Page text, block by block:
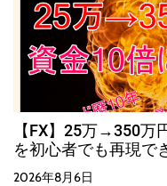
【FX】25万→350万
を初心者でも再現で
2026年8月6日